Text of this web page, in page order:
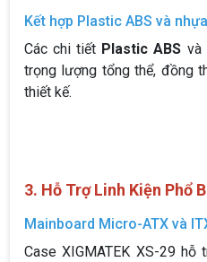
Kết hợp Plastic ABS và
Các chi tiết Plastic ABS và
trọng lượng tổng thể, đồng
thiết kế.
3. Hỗ Trợ Linh Kiện Phổ
Mainboard Micro-ATX và
Case XIGMATEK XS-29 hỗ